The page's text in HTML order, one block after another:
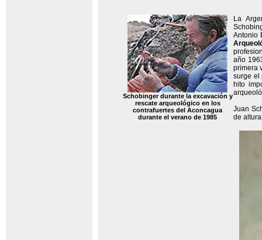
Schobinger durante la excavación y
rescate arqueológico en los
contrafuertes del Aconcagua
durante el verano de 1985
La
Antonio
año
primera
surge el
hito
Juan
de